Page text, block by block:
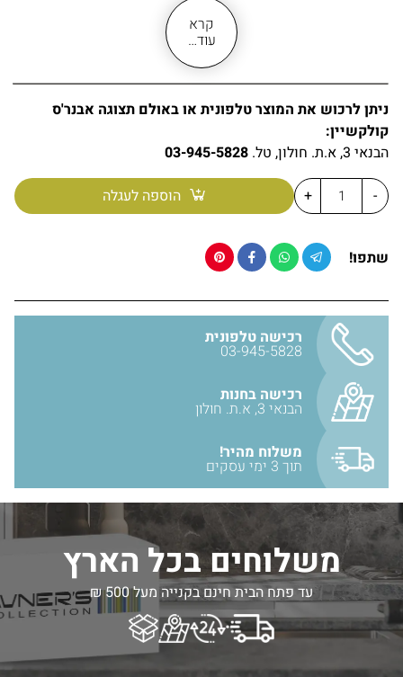
קרא
עוד…
ניתן לרכוש את המוצר טלפונית או באולם תצוגה אבנר'ס
קולקשיין:
הבנאי 3, א.ת. חולון, טל.
03-945-5828
-
+ הוספה לעגלה
שתפו!
רכישה טלפונית
03-945-5828
רכישה בחנות
הבנאי 3, א.ת. חולון
משלוח מהיר!
תוך 3 ימי עסקים
משלוחים בכל הארץ
עד פתח הבית חינם בקנייה מעל 500 ₪